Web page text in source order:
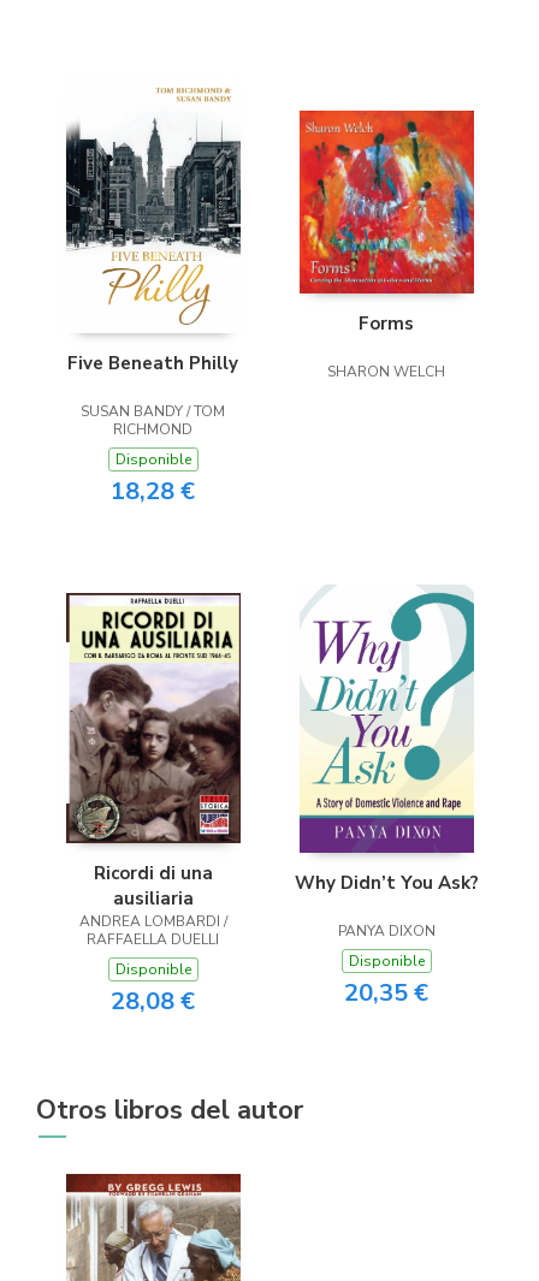
Five Beneath Philly
SUSAN BANDY / TOM
RICHMOND
Disponible
18,28 €
Forms
SHARON WELCH
Ricordi di una
ausiliaria
ANDREA LOMBARDI /
RAFFAELLA DUELLI
Disponible
28,08 €
Why Didn’t You Ask?
PANYA DIXON
Disponible
20,35 €
Otros libros del autor